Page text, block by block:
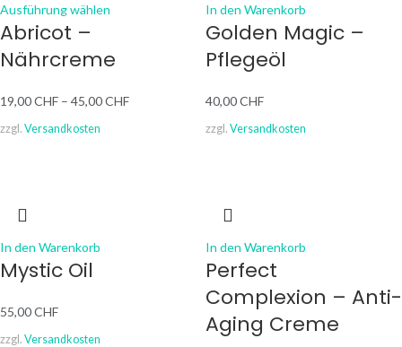
Ausführung wählen
Abricot –
Nährcreme
19,00CHF – 45,00CHF
zzgl. Versandkosten
In den Warenkorb
Golden Magic –
Pflegeöl
40,00CHF
zzgl. Versandkosten
In den Warenkorb
Mystic Oil
55,00CHF
zzgl. Versandkosten
In den Warenkorb
Perfect
Complexion – Anti-
Aging Creme